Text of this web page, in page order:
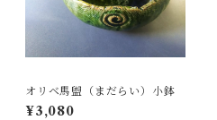
オリベ馬盥（まだらい）小鉢
¥3,080